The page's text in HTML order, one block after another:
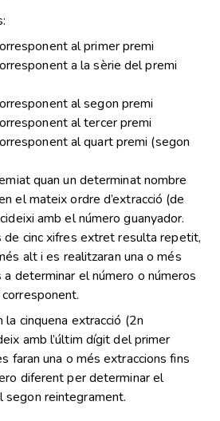
al primer premi
a la sèrie del premi
al segon premi
al tercer premi
al quart premi (segon
quan un determinat nombre
el mateix ordre d’extracció (de
amb el número guanyador.
de cinc xifres extret resulta repetit,
alt i es realitzaran una o més
determinar el número o números
cinquena extracció (2n
amb l’últim dígit del primer
faran una o més extraccions fins
diferent per determinar el
segon reintegrament.